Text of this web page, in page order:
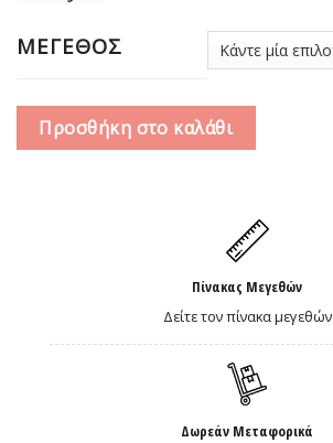
ΜΕΓΕΘΟΣ
Προσθήκη στο καλάθι
Πίνακας Μεγεθών
Δείτε τον πίνακα μεγεθών
Δωρεάν Μεταφορικά